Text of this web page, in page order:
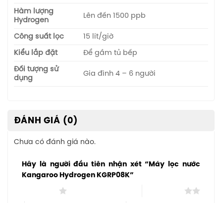
Hàm lượng
Hydrogen
Lên đến 1500 ppb
Công suất lọc 15 lít/giờ
Kiểu lắp đặt Để gầm tủ bếp
Đối tượng sử
dụng
Gia đình 4 – 6 người
ĐÁNH GIÁ (0)
Chưa có đánh giá nào.
Hãy là người đầu tiên nhận xét “Máy lọc nước
Kangaroo Hydrogen KGRP08K”